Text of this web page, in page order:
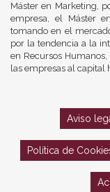
Máster en Marketing,
empresa, el Máster
tomando en el
por la tendencia a la
en Recursos
las empresas al capital
Aviso
Política de